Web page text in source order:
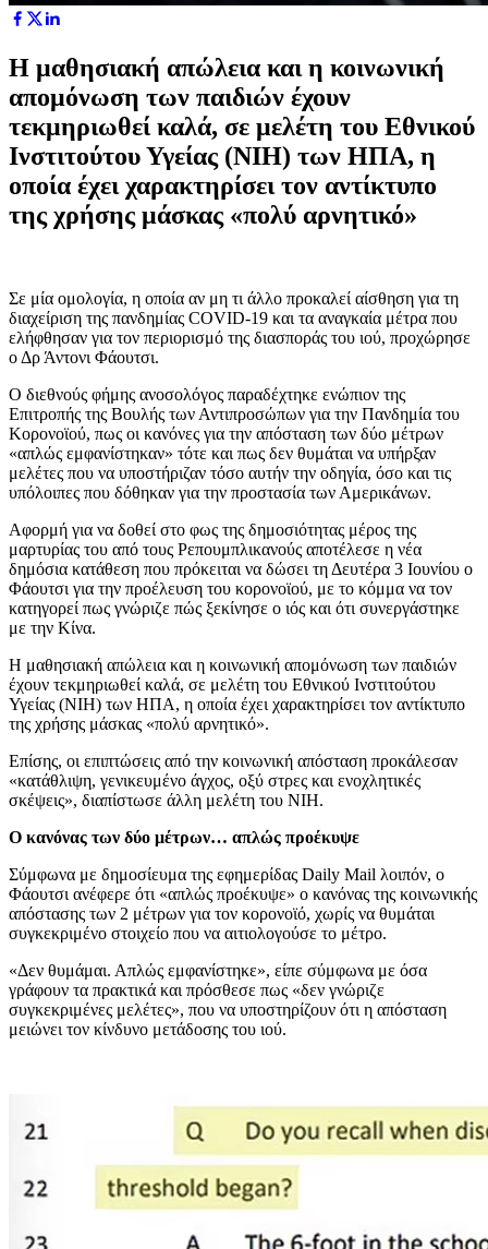
Η μαθησιακή απώλεια και η κοινωνική
απομόνωση των παιδιών έχουν
τεκμηριωθεί καλά, σε μελέτη του Εθνικού
Ινστιτούτου Υγείας (NIH) των ΗΠΑ, η
οποία έχει χαρακτηρίσει τον αντίκτυπο
της χρήσης μάσκας «πολύ αρνητικό»
Σε μία ομολογία, η οποία αν μη τι άλλο προκαλεί αίσθηση για τη
διαχείριση της πανδημίας COVID-19 και τα αναγκαία μέτρα που
ελήφθησαν για τον περιορισμό της διασποράς του ιού, προχώρησε
ο Δρ Άντονι Φάουτσι.
Ο διεθνούς φήμης ανοσολόγος παραδέχτηκε ενώπιον της
Επιτροπής της Βουλής των Αντιπροσώπων για την Πανδημία του
Κορονοϊού, πως οι κανόνες για την απόσταση των δύο μέτρων
«απλώς εμφανίστηκαν» τότε και πως δεν θυμάται να υπήρξαν
μελέτες που να υποστήριζαν τόσο αυτήν την οδηγία, όσο και τις
υπόλοιπες που δόθηκαν για την προστασία των Αμερικάνων.
Αφορμή για να δοθεί στο φως της δημοσιότητας μέρος της
μαρτυρίας του από τους Ρεπουμπλικανούς αποτέλεσε η νέα
δημόσια κατάθεση που πρόκειται να δώσει τη Δευτέρα 3 Ιουνίου ο
Φάουτσι για την προέλευση του κορονοϊού, με το κόμμα να τον
κατηγορεί πως γνώριζε πώς ξεκίνησε ο ιός και ότι συνεργάστηκε
με την Κίνα.
Η μαθησιακή απώλεια και η κοινωνική απομόνωση των παιδιών
έχουν τεκμηριωθεί καλά, σε μελέτη του Εθνικού Ινστιτούτου
Υγείας (NIH) των ΗΠΑ, η οποία έχει χαρακτηρίσει τον αντίκτυπο
της χρήσης μάσκας «πολύ αρνητικό».
Επίσης, οι επιπτώσεις από την κοινωνική απόσταση προκάλεσαν
«κατάθλιψη, γενικευμένο άγχος, οξύ στρες και ενοχλητικές
σκέψεις», διαπίστωσε άλλη μελέτη του NIH.
Ο κανόνας των δύο μέτρων… απλώς προέκυψε
Σύμφωνα με δημοσίευμα της εφημερίδας Daily Mail λοιπόν, ο
Φάουτσι ανέφερε ότι «απλώς προέκυψε» ο κανόνας της κοινωνικής
απόστασης των 2 μέτρων για τον κορονοϊό, χωρίς να θυμάται
συγκεκριμένο στοιχείο που να αιτιολογούσε το μέτρο.
«Δεν θυμάμαι. Απλώς εμφανίστηκε», είπε σύμφωνα με όσα
γράφουν τα πρακτικά και πρόσθεσε πως «δεν γνώριζε
συγκεκριμένες μελέτες», που να υποστηρίζουν ότι η απόσταση
μειώνει τον κίνδυνο μετάδοσης του ιού.